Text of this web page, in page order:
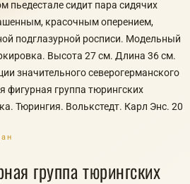
пьедестале сидит пара сидячих
красочным оперением,
подглазурной росписи. Модельный
Высота 27 см. Длина 36 см.
значительного северогерманского
фигурная группа тюрингских
Тюрингия. Волькстедт. Карл Энс. 20
группа тюрингских